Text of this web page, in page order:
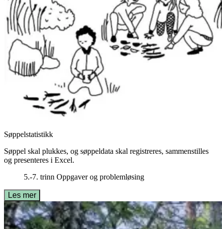
Søppelstatistikk
Søppel skal plukkes, og søppeldata skal registreres, sammenstilles
og presenteres i Excel.
5.-7. trinn Oppgaver og problemløsing
Les mer